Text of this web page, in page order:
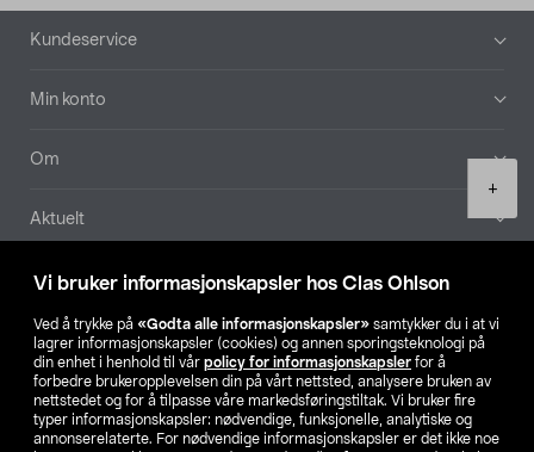
Vi bruker informasjonskapsler hos Clas Ohlson
Ved å trykke på «Godta alle informasjonskapsler» samtykker du i at vi
lagrer informasjonskapsler (cookies) og annen sporingsteknologi på
din enhet i henhold til vår policy for informasjonskapsler for å
forbedre brukeropplevelsen din på vårt nettsted, analysere bruken av
nettstedet og for å tilpasse våre markedsføringstiltak. Vi bruker fire
typer informasjonskapsler: nødvendige, funksjonelle, analytiske og
annonserelaterte. For nødvendige informasjonskapsler er det ikke noe
+
Bunntekst
Kundeservice
Min konto
Om
Aktuelt
Våre selskaper
Finn din butikk
SE NO FI